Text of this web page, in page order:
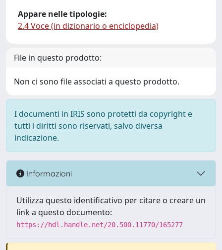
Appare nelle tipologie:
2.4 Voce (in dizionario o enciclopedia)
File in questo prodotto:
Non ci sono file associati a questo prodotto.
I documenti in IRIS sono protetti da copyright e
tutti i diritti sono riservati, salvo diversa
indicazione.
Informazioni
Utilizza questo identificativo per citare o creare un
link a questo documento:
https://hdl.handle.net/20.500.11770/165277